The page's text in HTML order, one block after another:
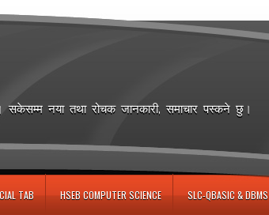
सकेसम्म नया तथा रोचक जानकारी, समाचार पस्कने छु।
TAB HSEB COMPUTER SCIENCE SLC-QBASIC & DBMS